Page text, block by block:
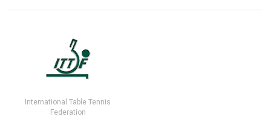
International Table Tennis
Federation